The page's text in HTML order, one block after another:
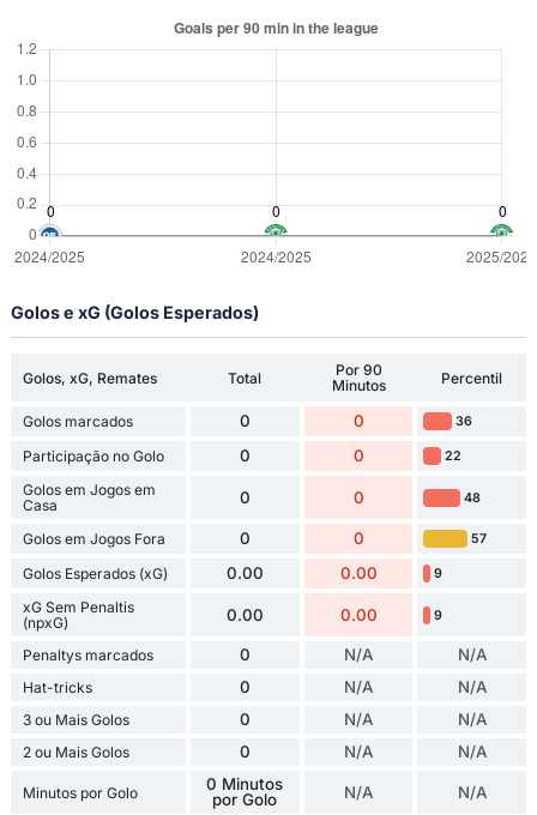
Golos e xG (Golos Esperados)
Golos, xG, Remates Total
Por 90
Minutos
Percentil
Golos marcados 0 0 36
Participação no Golo 0 0 22
Golos em Jogos em
Casa
0 0 48
Golos em Jogos Fora 0 0 57
Golos Esperados (xG) 0.00 0.00 9
xG Sem Penaltis
(npxG)
0.00 0.00 9
Penaltys marcados 0 N/A N/A
Hat-tricks 0 N/A N/A
3 ou Mais Golos 0 N/A N/A
2 ou Mais Golos 0 N/A N/A
Minutos por Golo
0 Minutos
por Golo
N/A N/A